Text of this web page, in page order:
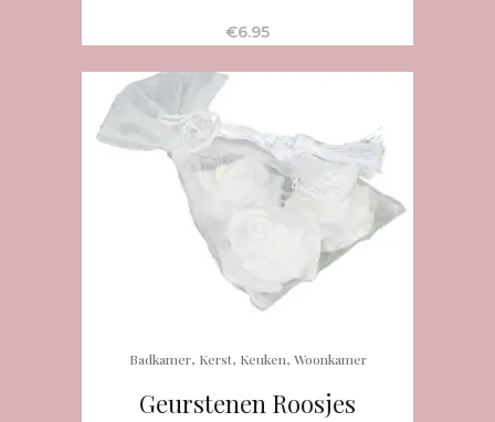
€6.95
Badkamer, Kerst, Keuken, Woonkamer
Geurstenen Roosjes